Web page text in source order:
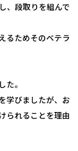
、段取りを組んで
るためそのベテラ
。
学びましたが、お
られることを理由